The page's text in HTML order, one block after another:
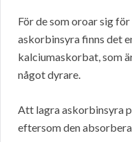
För de som oroar sig
askorbinsyra finns det
kalciumaskorbat, som
något dyrare.
Att lagra askorbinsyra
eftersom den